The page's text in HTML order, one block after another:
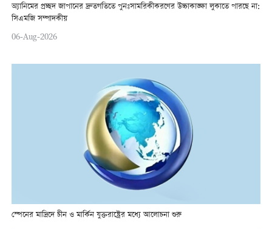
অ্যানিমের প্রচ্ছদ জাপানের দ্রুতগতিতে পুনঃসামরিকীকরণের উচ্চাকাঙ্ক্ষা লুকাতে পারছে না:
সিএমজি সম্পাদকীয়
06-Aug-2026
স্পেনের মাদ্রিদে চীন ও মার্কিন যুক্তরাষ্ট্রের মধ্যে আলোচনা শুরু